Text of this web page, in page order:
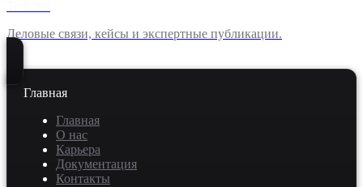
Деловые связи, кейсы и экспертные публикации.
Главная
Главная
О нас
Карьера
Документация
Контакты